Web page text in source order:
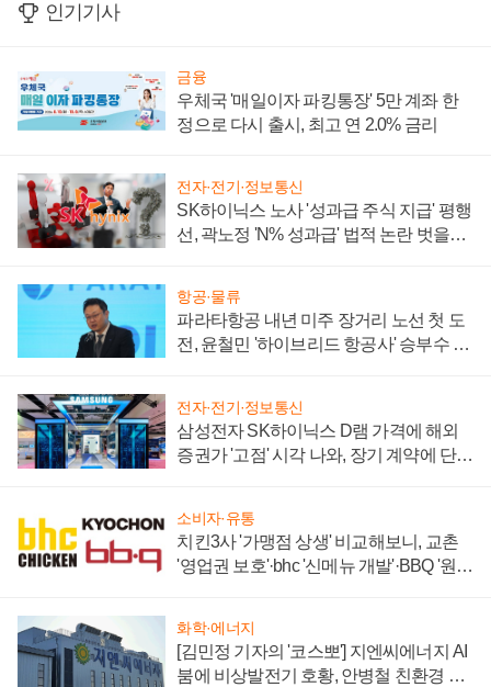
인기기사
금융
우체국 '매일이자 파킹통장' 5만 계좌 한
정으로 다시 출시, 최고 연 2.0% 금리
전자·전기·정보통신
SK하이닉스 노사 '성과급 주식 지급' 평행
선, 곽노정 'N% 성과급' 법적 논란 벗을지
항공·물류
파라타항공 내년 미주 장거리 노선 첫 도
전, 윤철민 '하이브리드 항공사' 승부수 통
전자·전기·정보통신
삼성전자 SK하이닉스 D램 가격에 해외
증권가 '고점' 시각 나와, 장기 계약에 단점
소비자·유통
치킨3사 '가맹점 상생' 비교해보니, 교촌
'영업권 보호'·bhc '신메뉴 개발'·BBQ '원가
화학·에너지
[김민정 기자의 '코스뽀'] 지엔씨에너지 AI
붐에 비상발전기 호황, 안병철 친환경 에